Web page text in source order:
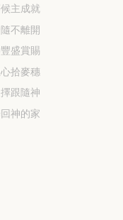
主成就
不離開
盛賞賜
拾麥穗
跟隨神
神的家